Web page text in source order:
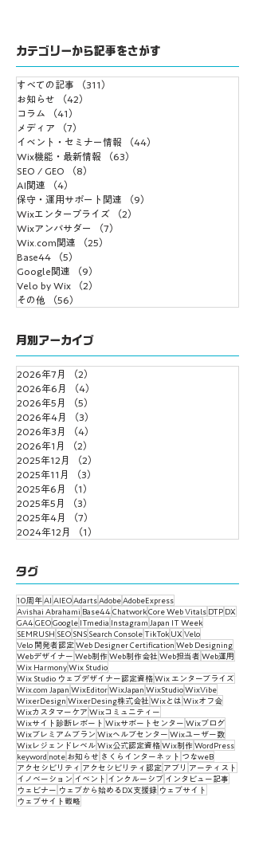
Wix Harmony とは？
公式情報に基づく最新
サイト編集ツールの全
体像
カテゴリーから記事をさがす
すべての記事 （311）
お知らせ
（42）
コラム
（41）
メディア
（7）
イベント・セミナー情報
（44）
Wix機能・最新情報
（63）
SEO / GEO
（8）
AI関連
（4）
保守・運用サポート関連
（9）
Wixエンタープライズ
（2）
Wixアンバサダー
（7）
Wix.com関連
（25）
Base44
（5）
Google関連
（9）
Velo by Wix
（2）
その他
（56）
月別アーカイブ
2026年7月 （2）
2026年6月
（4）
2026年5月
（5）
2026年4月
（3）
2026年3月
（4）
2026年1月
（2）
2025年12月
（2）
2025年11月
（3）
2025年6月
（1）
2025年5月
（3）
2025年4月
（7）
2024年12月
（1）
タグ
10周年 AI AIEO Adarts Adobe AdobeExpress
Avishai Abrahami Base44 Chatwork Core Web Vitals DTP DX
GA4 GEO Google ITmedia Instagram Japan IT Week
SEMRUSH SEO SNS Search Console TikTok UX Velo
Velo 開発者認定 Web Designer Certification Web Designing
Webデザイナー Web制作 Web制作会社 Web担当者 Web運用
Wix Harmony Wix Studio
Wix Studio ウェブデザイナー認定資格 Wix エンタープライズ
Wix.com Japan WixEditor WixJapan WixStudio WixVibe
WixerDesign WixerDesing株式会社 Wixとは Wixオフ会
Wixカスタマーケア Wixコミュニティー
Wixサイト診断レポート Wixサポートセンター Wixブログ
Wixプレミアムプラン Wixヘルプセンター Wixユーザー数
Wixレジェンドレベル Wix公式認定資格 Wix制作 WordPress
keyword note お知らせ さくらインターネット つなweB
アクセシビリティ アクセシビリティ認定 アプリ アーティスト
イノベーション イベント インクルーシブ インタビュー記事
ウェビナー ウェブから始めるDX支援録 ウェブサイト
ウェブサイト戦略